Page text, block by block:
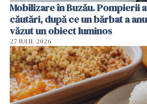
Mobilizare în Buzău. Pompierii
căutări, după ce un bărbat a
văzut un obiect luminos
27 IULIE 2026